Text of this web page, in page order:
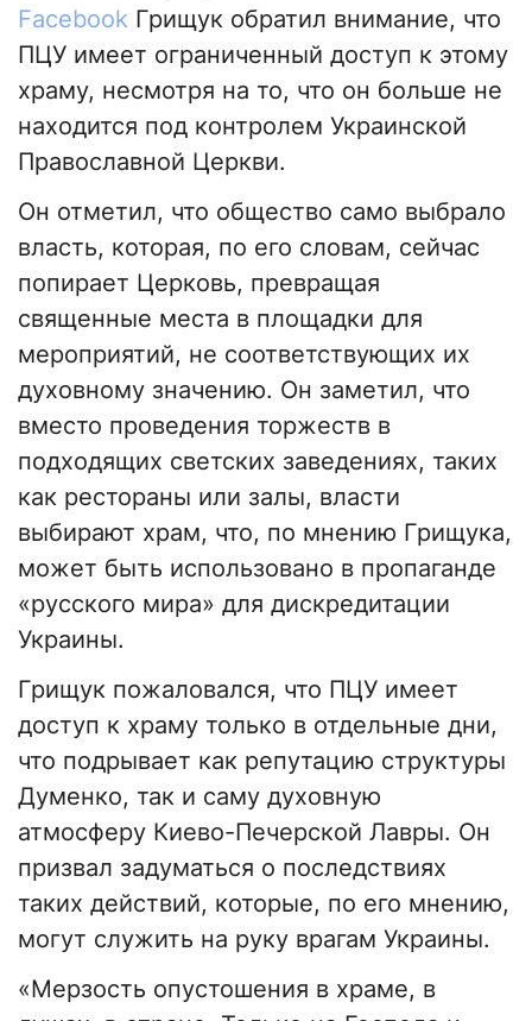
Facebook Грищук обратил внимание, что
ПЦУ имеет ограниченный доступ к этому
храму, несмотря на то, что он больше не
находится под контролем Украинской
Православной Церкви.
Он отметил, что общество само выбрало
власть, которая, по его словам, сейчас
попирает Церковь, превращая
священные места в площадки для
мероприятий, не соответствующих их
духовному значению. Он заметил, что
вместо проведения торжеств в
подходящих светских заведениях, таких
как рестораны или залы, власти
выбирают храм, что, по мнению Грищука,
может быть использовано в пропаганде
«русского мира» для дискредитации
Украины.
Грищук пожаловался, что ПЦУ имеет
доступ к храму только в отдельные дни,
что подрывает как репутацию структуры
Думенко, так и саму духовную
атмосферу Киево-Печерской Лавры. Он
призвал задуматься о последствиях
таких действий, которые, по его мнению,
могут служить на руку врагам Украины.
«Мерзость опустошения в храме, в